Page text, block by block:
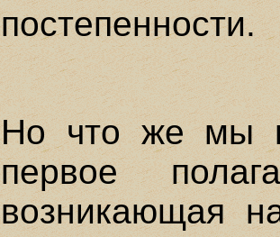
постепенности.
Но что же мы
первое
возникающая